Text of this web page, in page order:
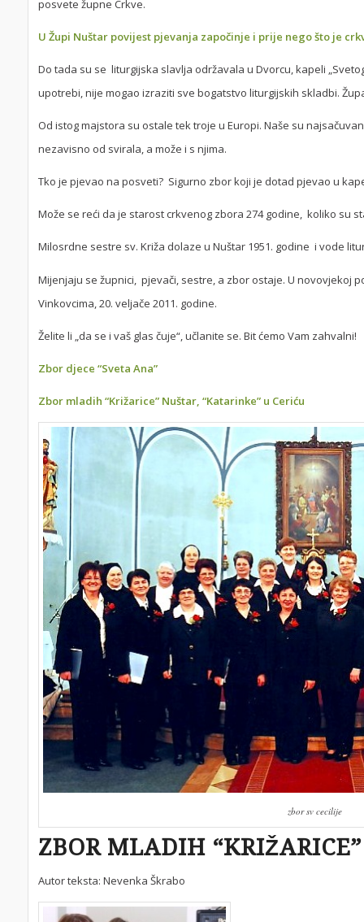
posvete župne Crkve.
U Župi Nuštar povijest pjevanja započinje i prije nego što je
Do tada su se liturgijska slavlja održavala u Dvorcu, kapeli
upotrebi, nije mogao izraziti sve bogatstvo liturgijskih skladbi.
Od istog majstora su ostale tek troje u Europi. Naše su
nezavisno od svirala, a može i s njima.
Tko je pjevao na posveti? Sigurno zbor koji je dotad pjevao u
Može se reći da je starost crkvenog zbora 274 godine, koliko su
Milosrdne sestre sv. Križa dolaze u Nuštar 1951. godine i vode
Mijenjaju se župnici, pjevači, sestre, a zbor ostaje. U novovjekoj
Vinkovcima, 20. veljače 2011. godine.
Želite li „da se i vaš glas čuje“, učlanite se. Bit ćemo Vam zahvalni!
Zbor djece “Sveta Ana”
Zbor mladih “Križarice” Nuštar, “Katarinke” u Ceriću
zbor sv cecilije
ZBOR MLADIH “KRIŽARICE”
Autor teksta: Nevenka Škrabo